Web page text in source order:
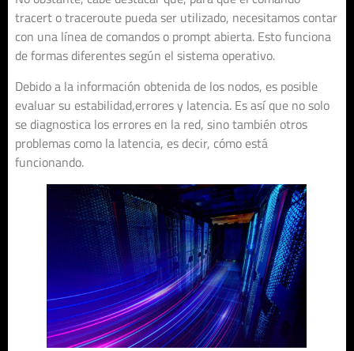
tracert o traceroute pueda ser utilizado, necesitamos contar
con una línea de comandos o prompt abierta. Esto funciona
de formas diferentes según el sistema operativo.
Debido a la información obtenida de los nodos, es posible
evaluar su estabilidad,errores y latencia. Es así que no solo
se diagnostica los errores en la red, sino también otros
problemas como la latencia, es decir, cómo está
funcionando.